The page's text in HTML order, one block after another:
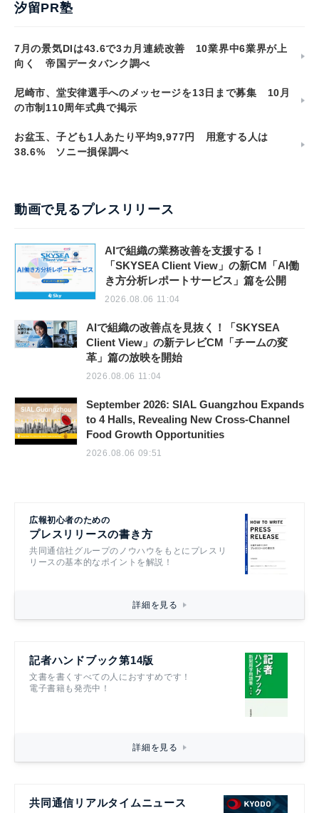
汐留PR塾
7月の景気DIは43.6で3カ月連続改善 10業界中6業界が上
向く 帝国データバンク調べ
尼崎市、堂安律選手へのメッセージを13日まで募集 10月
の市制110周年式典で掲示
お盆玉、子ども1人あたり平均9,977円 用意する人は
38.6% ソニー損保調べ
動画で見るプレスリリース
AIで組織の業務改善を支援する！
「SKYSEA Client View」の新CM「AI働
き方分析レポートサービス」篇を公開
2026.08.06 11:04
AIで組織の改善点を見抜く！「SKYSEA
Client View」の新テレビCM「チームの変
革」篇の放映を開始
2026.08.06 11:04
September 2026: SIAL Guangzhou Expands
to 4 Halls, Revealing New Cross-Channel
Food Growth Opportunities
2026.08.06 09:51
広報初心者のための
プレスリリースの書き方
共同通信社グループのノウハウをもとにプレスリ
リースの基本的なポイントを解説！
詳細を見る
記者ハンドブック第14版
文書を書くすべての人におすすめです！
電子書籍も発売中！
詳細を見る
共同通信リアルタイムニュース